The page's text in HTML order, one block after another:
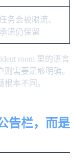
务会被限流、
诺仍保留
room 里的语言
需要足够明确。
本不同。
告栏，而是